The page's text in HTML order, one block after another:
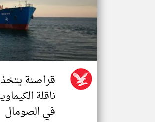
قراصنة
ناقلة
في الصومال